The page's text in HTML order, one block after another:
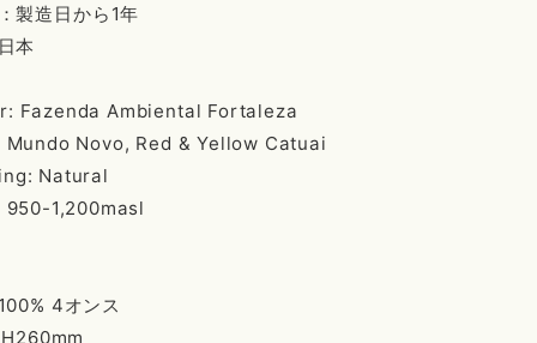
製造日から1年
本
Fazenda Ambiental Fortaleza
Novo, Red & Yellow Catuai
Natural
1,200masl
4オンス